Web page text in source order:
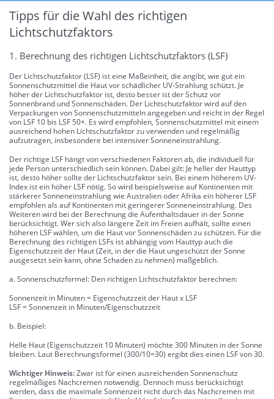
Tipps für die Wahl des richtigen
Lichtschutzfaktors
1. Berechnung des richtigen Lichtschutzfaktors (LSF)
Der Lichtschutzfaktor (LSF) ist eine Maßeinheit, die angibt, wie gut ein
Sonnenschutzmittel die Haut vor schädlicher UV-Strahlung schützt. Je
höher der Lichtschutzfaktor ist, desto besser ist der Schutz vor
Sonnenbrand und Sonnenschäden. Der Lichtschutzfaktor wird auf den
Verpackungen von Sonnenschutzmitteln angegeben und reicht in der Regel
von LSF 10 bis LSF 50+. Es wird empfohlen, Sonnenschutzmittel mit einem
ausreichend hohen Lichtschutzfaktor zu verwenden und regelmäßig
aufzutragen, insbesondere bei intensiver Sonneneinstrahlung.
Der richtige LSF hängt von verschiedenen Faktoren ab, die individuell für
jede Person unterschiedlich sein können. Dabei gilt: Je heller der Hauttyp
ist, desto höher sollte der Lichtschutzfaktor sein. Bei einem höherem UV-
Index ist ein höher LSF nötig. So wird beispielsweise auf Kontinenten mit
stärkerer Sonneneinstrahlung wie Australien oder Afrika ein höherer LSF
empfohlen als auf Kontinenten mit geringerer Sonneneinstrahlung. Des
Weiteren wird bei der Berechnung die Aufenthaltsdauer in der Sonne
berücksichtigt. Wer sich also längere Zeit im Freien aufhält, sollte einen
höheren LSF wählen, um die Haut vor Sonnenschäden zu schützen. Für die
Berechnung des richtigen LSFs ist abhängig vom Hauttyp auch die
Eigenschutzzeit der Haut (Zeit, in der die Haut ungeschützt der Sonne
ausgesetzt sein kann, ohne Schaden zu nehmen) maßgeblich.
a. Sonnenschutzformel: Den richtigen Lichtschutzfaktor berechnen:
Sonnenzeit in Minuten = Eigenschutzzeit der Haut x LSF
LSF = Sonnenzeit in Minuten/Eigenschutzzeit
b. Beispiel:
Helle Haut (Eigenschutzzeit 10 Minuten) möchte 300 Minuten in der Sonne
bleiben. Laut Berechnungsformel (300/10=30) ergibt dies einen LSF von 30.
Wichtiger Hinweis:Zwar ist für einen ausreichenden Sonnenschutz
regelmäßiges Nachcremen notwendig. Dennoch muss berücksichtigt
werden, dass die maximale Sonnenzeit nicht durch das Nachcremen mit